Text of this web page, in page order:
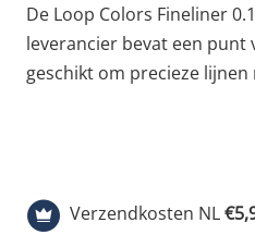
De Loop Colors Fineliner 0.1mm van onze huis
leverancier bevat een punt van 0.1mm en
geschikt om precieze lijnen mee te tekenen. De
verkrijgen. Gebruik
Verzendkosten NL